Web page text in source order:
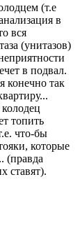
(т.е
в
вся
(унитазов)
в подвал.
конечно так
топить
что-бы
которые
(правда
ставят).